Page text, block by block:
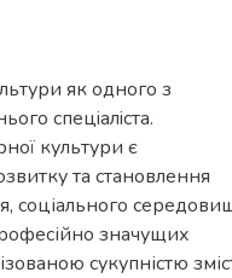
як одного з
спeцiалiста.
культури є
та становлення
соціального
значущих
сукупністю